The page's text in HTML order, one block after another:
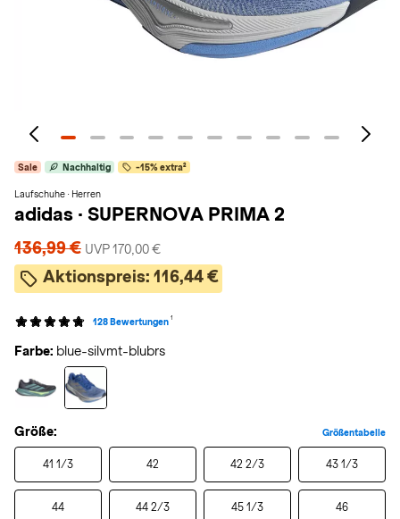
Sale Nachhaltig -15% extra²
Laufschuhe · Herren
adidas · SUPERNOVA PRIMA 2
136,99 € UVP 170,00 €
Aktionspreis: 116,44 €
128 Bewertungen 1
Farbe: blue-silvmt-blubrs
Größe: Größentabelle
41 1/3 42 42 2/3 43 1/3
44 44 2/3 45 1/3 46